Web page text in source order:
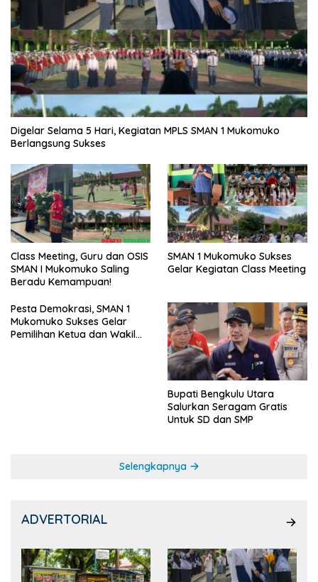
Digelar Selama 5 Hari, Kegiatan MPLS SMAN 1 Mukomuko
Berlangsung Sukses
Class Meeting, Guru dan OSIS
SMAN I Mukomuko Saling
Beradu Kemampuan!
SMAN 1 Mukomuko Sukses
Gelar Kegiatan Class Meeting
Pesta Demokrasi, SMAN 1
Mukomuko Sukses Gelar
Pemilihan Ketua dan Wakil
Bupati Bengkulu Utara
Salurkan Seragam Gratis
Untuk SD dan SMP
Selengkapnya
ADVERTORIAL